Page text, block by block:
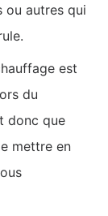
ou autres qui
est
du
donc que
mettre en